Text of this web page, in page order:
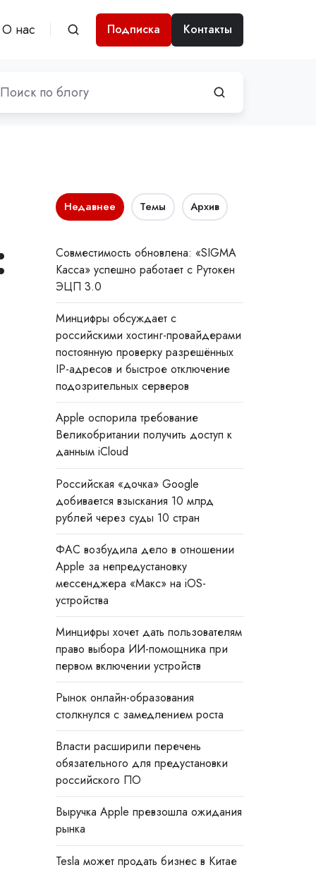
О нас Подписка Контакты
Недавнее Темы Архив
Совместимость обновлена: «SIGMA
Касса» успешно работает с Рутокен
ЭЦП 3.0
Минцифры обсуждает с
российскими хостинг-провайдерами
постоянную проверку разрешённых
IP-адресов и быстрое отключение
подозрительных серверов
Apple оспорила требование
Великобритании получить доступ к
данным iCloud
Российская «дочка» Google
добивается взыскания 10 млрд
рублей через суды 10 стран
ФАС возбудила дело в отношении
Apple за непредустановку
мессенджера «Макс» на iOS-
устройства
Минцифры хочет дать пользователям
право выбора ИИ-помощника при
первом включении устройств
Рынок онлайн-образования
столкнулся с замедлением роста
Власти расширили перечень
обязательного для предустановки
российского ПО
Выручка Apple превзошла ожидания
рынка
Tesla может продать бизнес в Китае